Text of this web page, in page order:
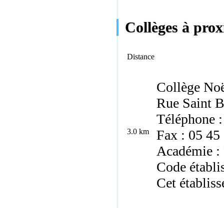
Collèges à
Distance
3.0 km
Collège
Rue Saint
Téléphone
Fax : 05 45
Académie
Code
Cet